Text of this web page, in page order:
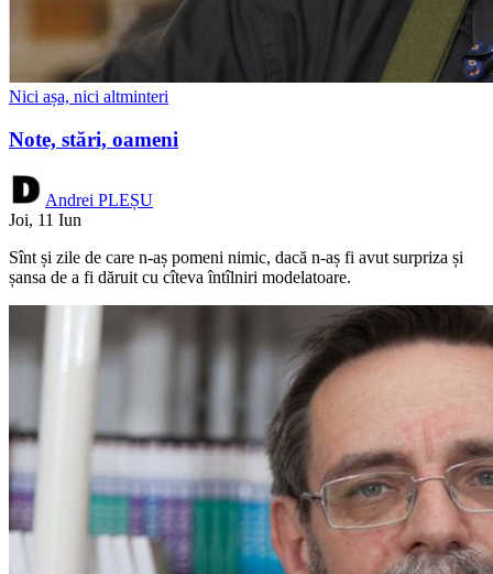
Nici așa, nici altminteri
Note, stări, oameni
Andrei PLEȘU
Joi, 11 Iun
Sînt și zile de care n-aș pomeni nimic, dacă n-aș fi avut surpriza și
șansa de a fi dăruit cu cîteva întîlniri modelatoare.